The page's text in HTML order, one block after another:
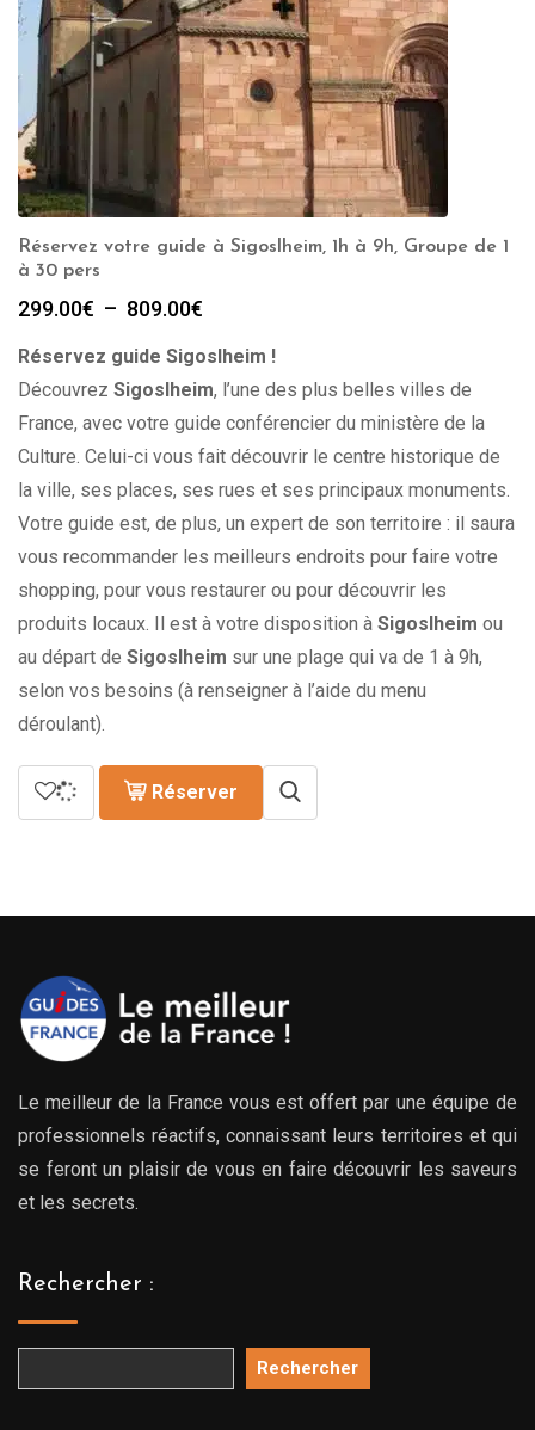
Réservez votre guide à Sigoslheim, 1h à 9h, Groupe de 1
à 30 pers
299.00€ – 809.00€
prix :
299.00€
à
809.00€
Réservez guide Sigoslheim !
Découvrez Sigoslheim, l’une des plus belles villes de
France, avec votre guide conférencier du ministère de la
Culture. Celui-ci vous fait découvrir le centre historique de
la ville, ses places, ses rues et ses principaux monuments.
Votre guide est, de plus, un expert de son territoire : il saura
vous recommander les meilleurs endroits pour faire votre
shopping, pour vous restaurer ou pour découvrir les
produits locaux. Il est à votre disposition à Sigoslheim ou
au départ de Sigoslheim sur une plage qui va de 1 à 9h,
selon vos besoins (à renseigner à l’aide du menu
déroulant).
Réserver
Le meilleur de la France vous est offert par une équipe de
professionnels réactifs, connaissant leurs territoires et qui
se feront un plaisir de vous en faire découvrir les saveurs
et les secrets.
Rechercher :
Rechercher